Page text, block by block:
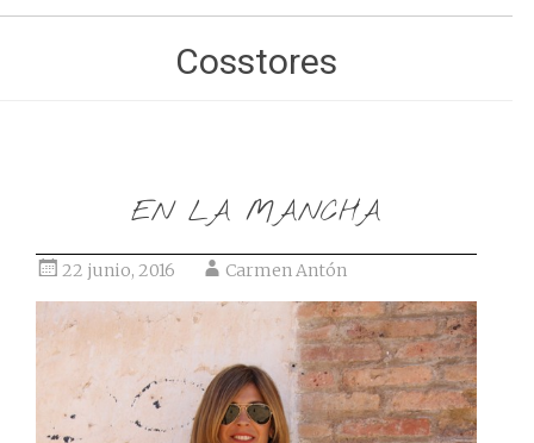
Cosstores
EN LA MANCHA
22 junio, 2016 Carmen Antón